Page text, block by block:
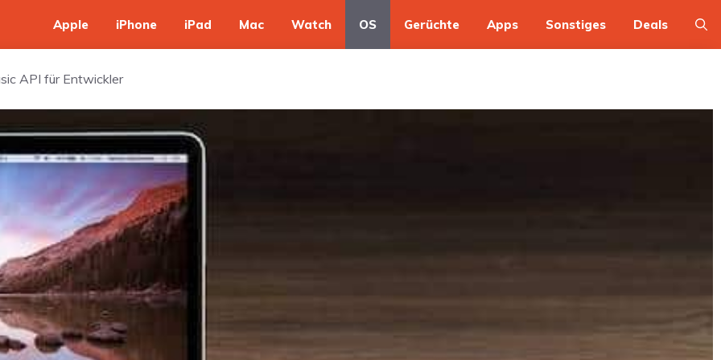
Apple iPhone iPad Mac Watch OS Gerüchte Apps Sonstiges Deals
API für Entwickler